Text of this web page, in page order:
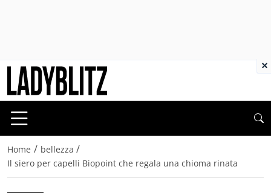
Home / bellezza /
Il siero per capelli Biopoint che regala una chioma rinata
×